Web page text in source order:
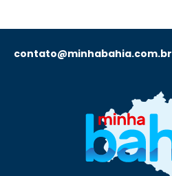
contato@minhabahia.com.br